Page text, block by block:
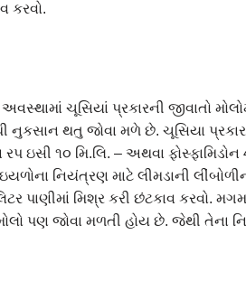
કરવો.
ચૂસિયાં પ્રકારની જીવાતો
નુકસાન થતુ જોવા મળે છે. ચૂસિયા
ઇસી ૧૦ મિ.લિ. – અથવા ફોસ્ફામિડોન
ઇયળોના નિયંત્રણ માટે લીમડાની
પાણીમાં મિશ્ર કરી છંટકાવ કરવો.
પણ જોવા મળતી હોય છે. જેથી તેના